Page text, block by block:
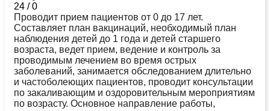
24 /0
Проводит прием пациентов от 0 до 17 лет.
Составляет план вакцинаций, необходимый план
наблюдения детей до 1 года и детей старшего
возраста, ведет прием, ведение и контроль за
проводимым лечением во время острых
заболеваний, занимается обследованием длительно
и частоболеющих пациентов, проводит консультации
по закаливающим и оздоровительным мероприятиям
по возрасту. Основное направление работы,